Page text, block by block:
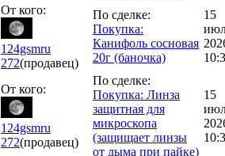
От кого:
124gsmru
272(продавец)
По сделке:
Покупка:
Канифоль сосновая
20г (баночка)
15
От кого:
124gsmru
272(продавец)
По сделке:
Покупка: Линза
защитная для
микроскопа
(защищает линзы
от дыма при пайке)
15